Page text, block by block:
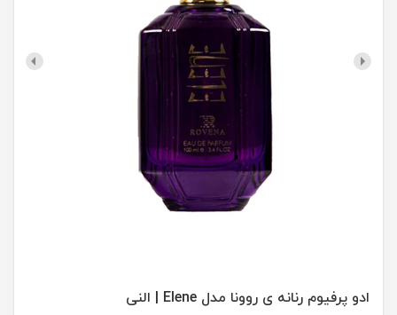
ادو پرفیوم رنانه ی روونا مدل Elene | النی